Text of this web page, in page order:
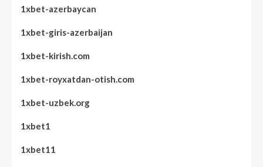
1xbet-azerbaycan
1xbet-giris-azerbaijan
1xbet-kirish.com
1xbet-royxatdan-otish.com
1xbet-uzbek.org
1xbet1
1xbet11